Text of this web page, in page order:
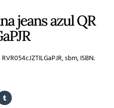
jeans azul QR
sbm, ISBN: